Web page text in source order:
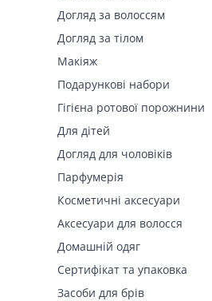
Догляд за волоссям
Догляд за тілом
Макіяж
Подарункові набори
Гігієна ротової порожнини
Для дітей
Догляд для чоловіків
Парфумерія
Косметичні аксесуари
Аксесуари для волосся
Домашній одяг
Сертифікат та упаковка
Засоби для брів